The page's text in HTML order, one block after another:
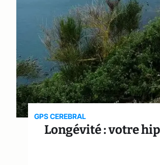
GPS CEREBRAL
Longévité : votre